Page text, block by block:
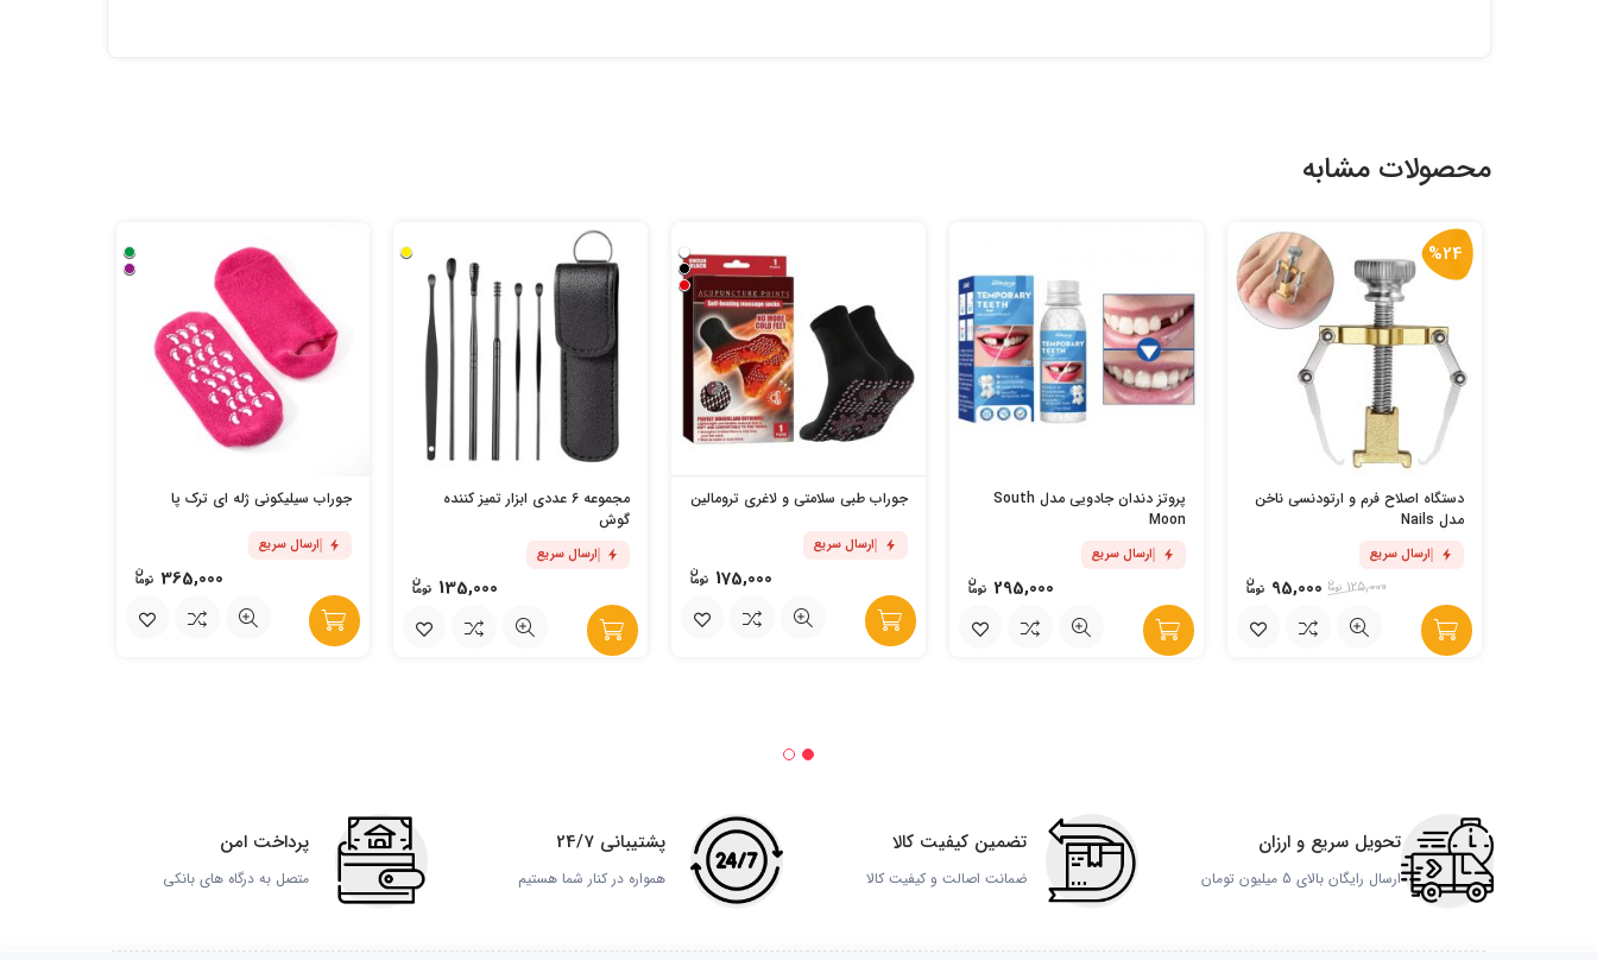
محصولات مشابه
%24
دستگاه اصلاح فرم و ارتودنسی ناخن
مدل Nails
ارسال سریع
125,000
95,000
پروتز دندان جادویی مدل South
Moon
ارسال سریع
295,000
جوراب طبی سلامتی و لاغری ترومالین
ارسال سریع
175,000
مجموعه 6 عددی ابزار تمیز کننده
گوش
ارسال سریع
135,000
جوراب سیلیکونی ژله ای ترک پا
ارسال سریع
365,000
تحویل سریع و ارزان
ارسال رایگان بالای 5 میلیون تومان
تضمین کیفیت کالا
ضمانت اصالت و کیفیت کالا
پشتیبانی 24/7
همواره در کنار شما هستیم
پرداخت امن
متصل به درگاه های بانکی